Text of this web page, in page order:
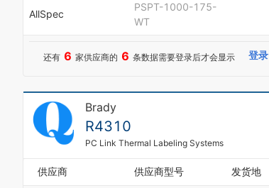
AllSpec
PSPT-1000-175-
WT
还有 6 家供应商的 6 条数据需要登录后才会显示 登录
Brady
R4310
PC Link Thermal Labeling Systems
供应商 供应商型号 发货地
1
2
3
4
5